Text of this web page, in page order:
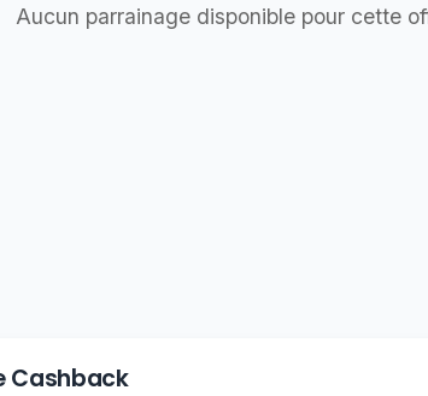
Aucun parrainage disponible pour cette
Cashback